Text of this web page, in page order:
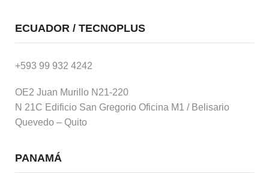
ECUADOR / TECNOPLUS
+593 99 932 4242
OE2 Juan Murillo N21-220
N 21C Edificio San Gregorio Oficina M1 / Belisario
Quevedo – Quito
PANAMÁ